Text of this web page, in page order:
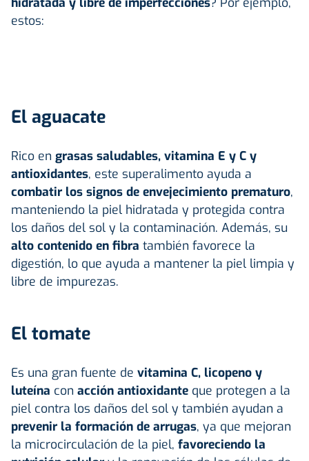
estos:
El aguacate
Rico en grasas saludables, vitamina E y C y
antioxidantes, este superalimento ayuda a
combatir los signos de envejecimiento prematuro,
manteniendo la piel hidratada y protegida contra
los daños del sol y la contaminación. Además, su
alto contenido en fibra también favorece la
digestión, lo que ayuda a mantener la piel limpia y
libre de impurezas.
El tomate
Es una gran fuente de vitamina C, licopeno y
luteína con acción antioxidante que protegen a la
piel contra los daños del sol y también ayudan a
prevenir la formación de arrugas, ya que mejoran
la microcirculación de la piel, favoreciendo la